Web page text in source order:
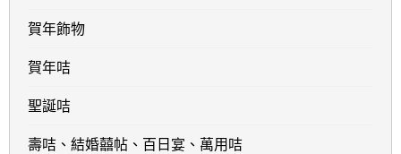
賀年飾物
賀年咭
聖誕咭
壽咭、結婚囍帖、百日宴、萬用咭